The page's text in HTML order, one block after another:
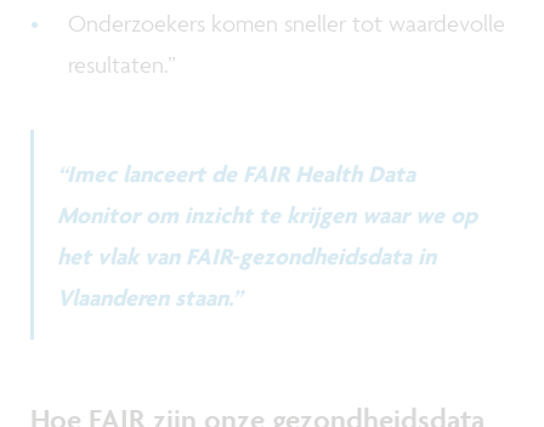
Onderzoekers komen sneller tot waardevolle
resultaten.”
“Imec lanceert de FAIR Health Data
Monitor om inzicht te krijgen waar we op
het vlak van FAIR-gezondheidsdata in
Vlaanderen staan.”
Hoe FAIR zijn onze gezondheidsdata